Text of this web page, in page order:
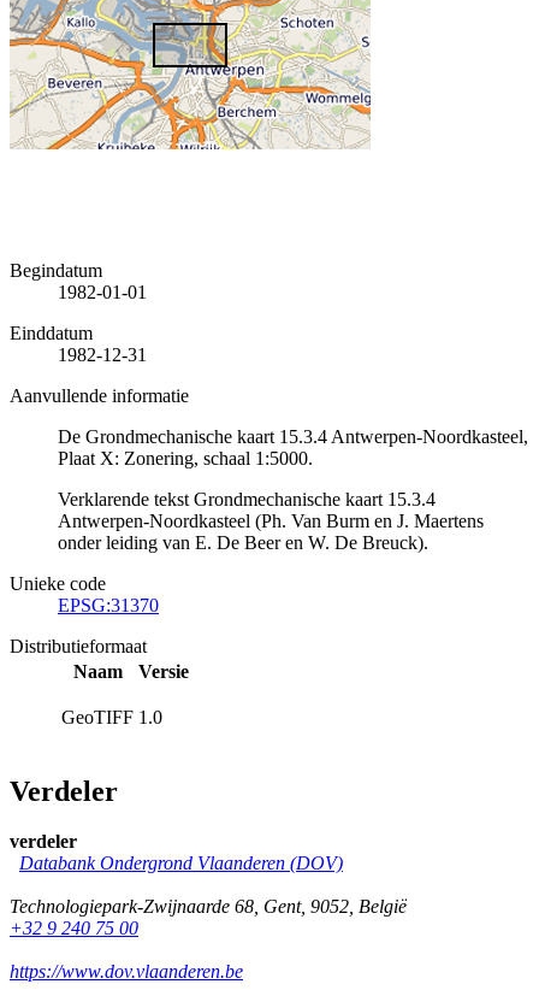
Begindatum
1982-01-01
Einddatum
1982-12-31
Aanvullende informatie
De Grondmechanische kaart 15.3.4 Antwerpen-Noordkasteel,
Plaat X: Zonering, schaal 1:5000.
Verklarende tekst Grondmechanische kaart 15.3.4
Antwerpen-Noordkasteel (Ph. Van Burm en J. Maertens
onder leiding van E. De Beer en W. De Breuck).
Unieke code
EPSG:31370
Distributieformaat
Naam
Versie
GeoTIFF 1.0
Verdeler
verdeler
Databank Ondergrond Vlaanderen (DOV)
Technologiepark-Zwijnaarde 68, Gent, 9052, België
+32 9 240 75 00
https://www.dov.vlaanderen.be